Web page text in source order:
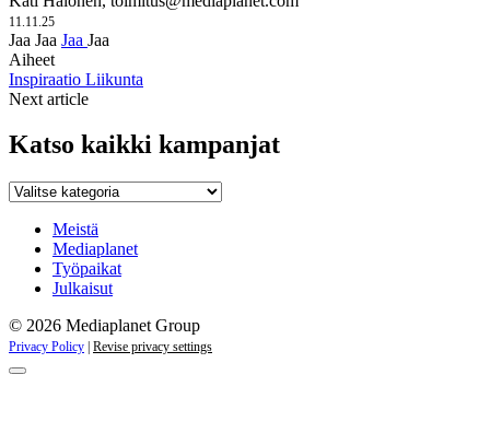
11.11.25
Jaa Jaa Jaa Jaa
Aiheet
Inspiraatio Liikunta
Next article
Katso kaikki kampanjat
Katso
kampanjat
Meistä
Mediaplanet
Työpaikat
Julkaisut
© 2026 Mediaplanet Group
Privacy Policy Revise privacy settings